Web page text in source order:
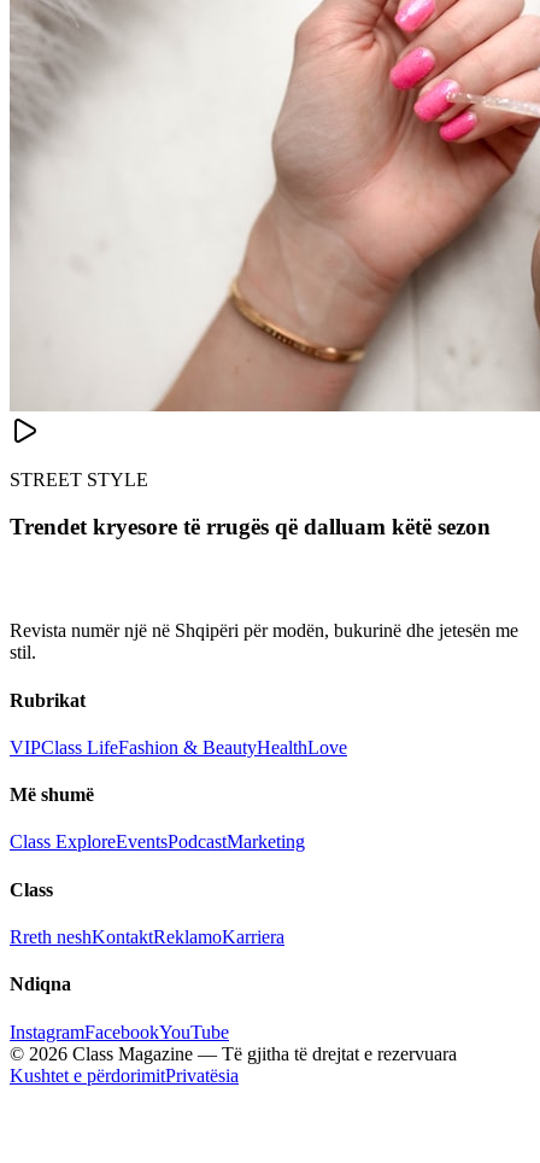
STREET STYLE
Trendet kryesore të rrugës që dalluam këtë sezon
Revista numër një në Shqipëri për modën, bukurinë dhe jetesën me
stil.
Rubrikat
VIPClass LifeFashion & BeautyHealthLove
Më shumë
Class ExploreEventsPodcastMarketing
Class
Rreth neshKontaktReklamoKarriera
Ndiqna
InstagramFacebookYouTube
© 2026 Class Magazine — Të gjitha të drejtat e rezervuara
Kushtet e përdorimitPrivatësia